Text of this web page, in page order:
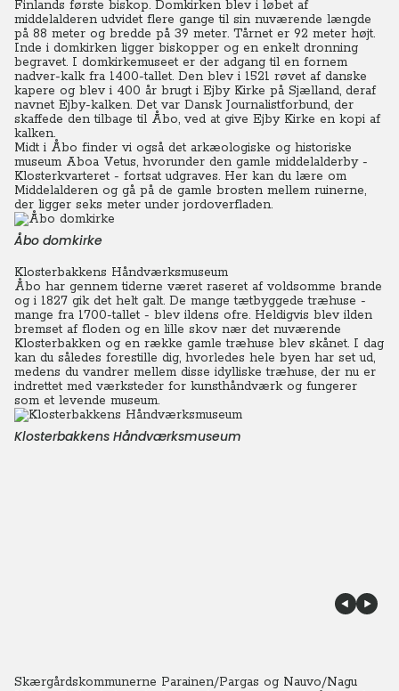
Finlands første biskop. Domkirken blev i løbet af
middelalderen udvidet flere gange til sin nuværende længde
på 88 meter og bredde på 39 meter. Tårnet er 92 meter højt.
Inde i domkirken ligger biskopper og en enkelt dronning
begravet. I domkirkemuseet er der adgang til en fornem
nadver-kalk fra 1400-tallet. Den blev i 1521 røvet af danske
kapere og blev i 400 år brugt i Ejby Kirke på Sjælland, deraf
navnet Ejby-kalken. Det var Dansk Journalistforbund, der
skaffede den tilbage til Åbo, ved at give Ejby Kirke en kopi af
kalken.
Midt i Åbo finder vi også det arkæologiske og historiske
museum Aboa Vetus, hvorunder den gamle middelalderby -
Klosterkvarteret - fortsat udgraves. Her kan du lære om
Middelalderen og gå på de gamle brosten mellem ruinerne,
der ligger seks meter under jordoverfladen.
Åbo domkirke
Klosterbakkens Håndværksmuseum
Åbo har gennem tiderne været raseret af voldsomme brande
og i 1827 gik det helt galt. De mange tætbyggede træhuse -
mange fra 1700-tallet - blev ildens ofre. Heldigvis blev ilden
bremset af floden og en lille skov nær det nuværende
Klosterbakken og en række gamle træhuse blev skånet. I dag
kan du således forestille dig, hvorledes hele byen har set ud,
medens du vandrer mellem disse idylliske træhuse, der nu er
indrettet med værksteder for kunsthåndværk og fungerer
som et levende museum.
Klosterbakkens Håndværksmuseum
Skærgårdskommunerne Parainen/Pargas og Nauvo/Nagu